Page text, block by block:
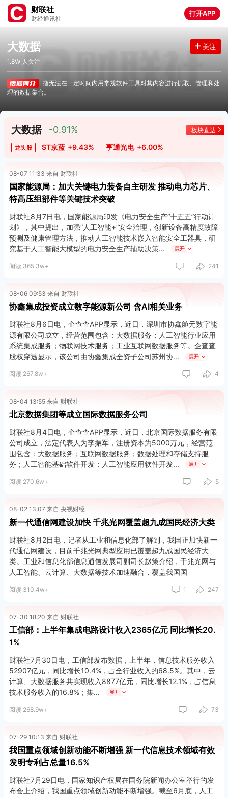
财联社
财经通讯社
打开APP
大数据 关注
1.8W 人关注
指无法在一定时间内用常规软件工具对其内容进行抓取、管理和处
理的数据集合。
大数据 -0.91% 板块直达
龙头股 ST京蓝 +9.43% 亨通光电 +6.00%
08-07 11:33 来自 财联社
国家能源局：加大关键电力装备自主研发 推动电力芯片、
特高压组部件等关键技术突破
财联社8月7日电，国家能源局印发《电力安全生产“十五五”行动计
划》，其中提出，加强“人工智能+”安全治理，创新设备高精度故障
预测及健康管理方法，推动人工智能技术嵌入智能安全工器具，研
究基于人工智能大模型的电力安全生产辅助决策
展开
阅读 365.3w+ 241
08-06 09:53 来自 财联社
协鑫集成投资成立数字能源新公司 含AI相关业务
财联社8月6日电，企查查APP显示，近日，深圳市协鑫舱元数字能
源有限公司成立，经营范围包含：大数据服务；人工智能行业应用
系统集成服务；物联网技术服务；工业互联网数据服务等。企查查
股权穿透显示，该公司由协鑫集成全资子公司苏州协
展开
阅读 267.8w+ 4
08-04 13:55 来自 财联社
北京数据集团等成立国际数据服务公司
财联社8月4日电，企查查APP显示，近日，北京国际数据服务有限
公司成立，法定代表人为李振军，注册资本为5000万元，经营范
围包含：大数据服务；互联网数据服务；数据处理和存储支持服
务；人工智能基础软件开发；人工智能应用软件开发
展开
阅读 270.6w+ 5
08-02 13:07 来自 央视财经
新一代通信网建设加快 千兆光网覆盖超九成国民经济大类
财联社8月2日电，记者从工业和信息化部了解到，我国正加快新一
代通信网建设，目前千兆光网典型应用已覆盖超九成国民经济大
类。工业和信息化部信息通信发展司副司长赵策介绍，千兆光网与
人工智能、云计算、大数据等技术加速融合，覆盖我国国
阅读 310.4w+ 1 247
07-30 18:20 来自 财联社
工信部：上半年集成电路设计收入2365亿元 同比增长20.
1%
财联社7月30日电，工信部发布数据，上半年，信息技术服务收入
52907亿元，同比增长10.4%，占全行业收入的68.5%。其中，云
计算、大数据服务共实现收入8877亿元，同比增长12.1%，占信息
技术服务收入的16.8%；集
展开
阅读 268.9w+ 73
07-29 10:13 来自 财联社
我国重点领域创新动能不断增强 新一代信息技术领域有效
发明专利占总量16.5%
财联社7月29日电，国家知识产权局在国务院新闻办公室举行的发
布会上介绍，我国重点领域创新动能不断增强。截至6月底，人工